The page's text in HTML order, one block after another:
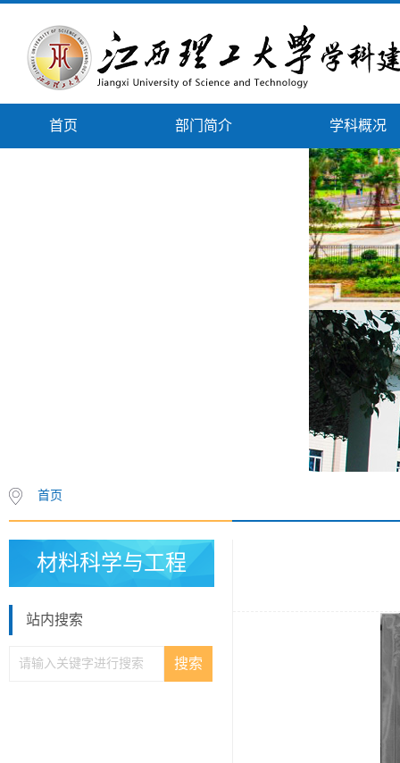
首页 部门简介 学科概况
首页
材料科学与工程
站内搜索